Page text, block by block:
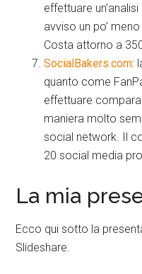
effettuare
avviso un po’
Costa attorno a
SocialBakers.com:
quanto come
effettuare
maniera molto
social network. Il
20 social media
La mia
Ecco qui sotto la
Slideshare.